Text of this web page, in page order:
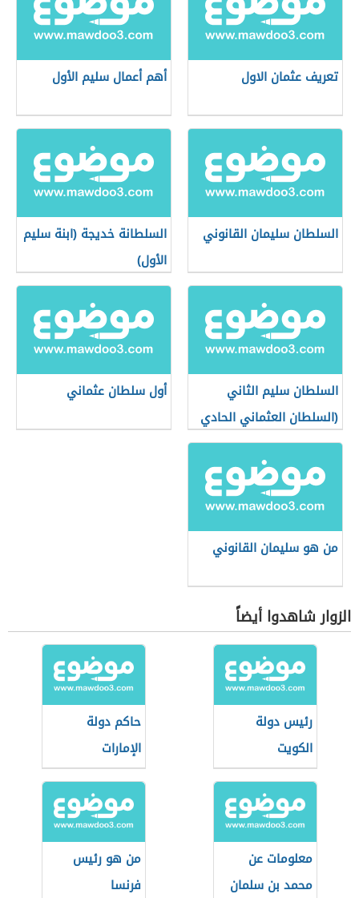
تعريف عثمان الاول أهم أعمال سليم الأول
السلطان سليمان القانوني
السلطانة خديجة (ابنة سليم
الأول)
السلطان سليم الثاني
(السلطان العثماني الحادي
عشر)
أول سلطان عثماني
من هو سليمان القانوني
الزوار شاهدوا أيضاً
رئيس دولة
الكويت
حاكم دولة
الإمارات
معلومات عن
محمد بن سلمان
من هو رئيس
فرنسا